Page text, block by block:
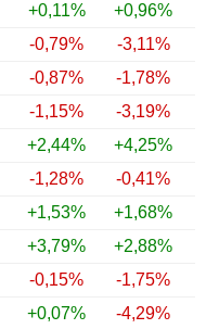
+0,11% +0,96%
-0,79% -3,11%
-0,87% -1,78%
-1,15% -3,19%
+2,44% +4,25%
-1,28% -0,41%
+1,53% +1,68%
+3,79% +2,88%
-0,15% -1,75%
+0,07% -4,29%